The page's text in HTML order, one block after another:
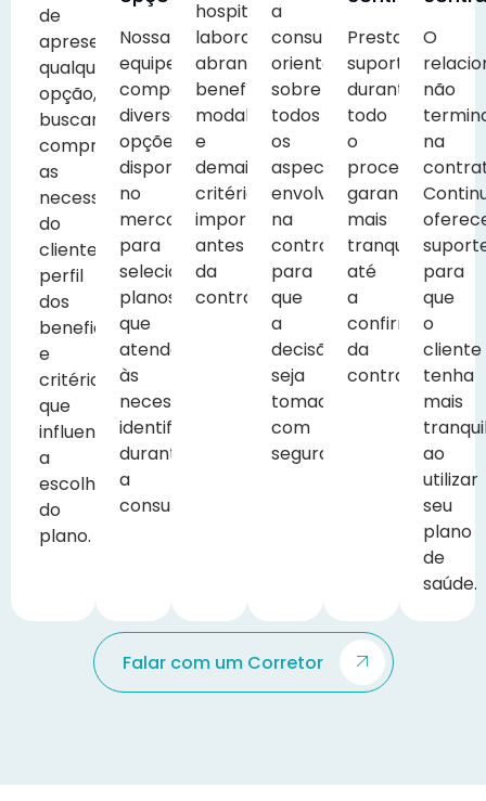
de
apresentar
qualquer
opção,
buscamos
compreender
as
necessidades
do
cliente,
perfil
dos
beneficiários
e
critérios
que
influenciam
a
escolha
do
plano.
Nossa
equipe
compara
diversas
opções
disponíveis
no
mercado
para
selecionar
planos
que
atendam
às
necessidades
identificadas
durante
a
consultoria.
hospitais,
laboratórios,
abrangência,
benefícios,
modalidades
e
demais
critérios
importantes
antes
da
contratação.
a
consultoria,
orientamos
sobre
todos
os
aspectos
envolvidos
na
contratação
para
que
a
decisão
seja
tomada
com
segurança.
Prestamos
suporte
durante
todo
o
processo,
garantindo
mais
tranquilidade
até
a
confirmação
da
contratação.
O
não
na
para
que
o
cliente
tenha
mais
ao
utilizar
seu
plano
de
saúde.
Falar com um Corretor